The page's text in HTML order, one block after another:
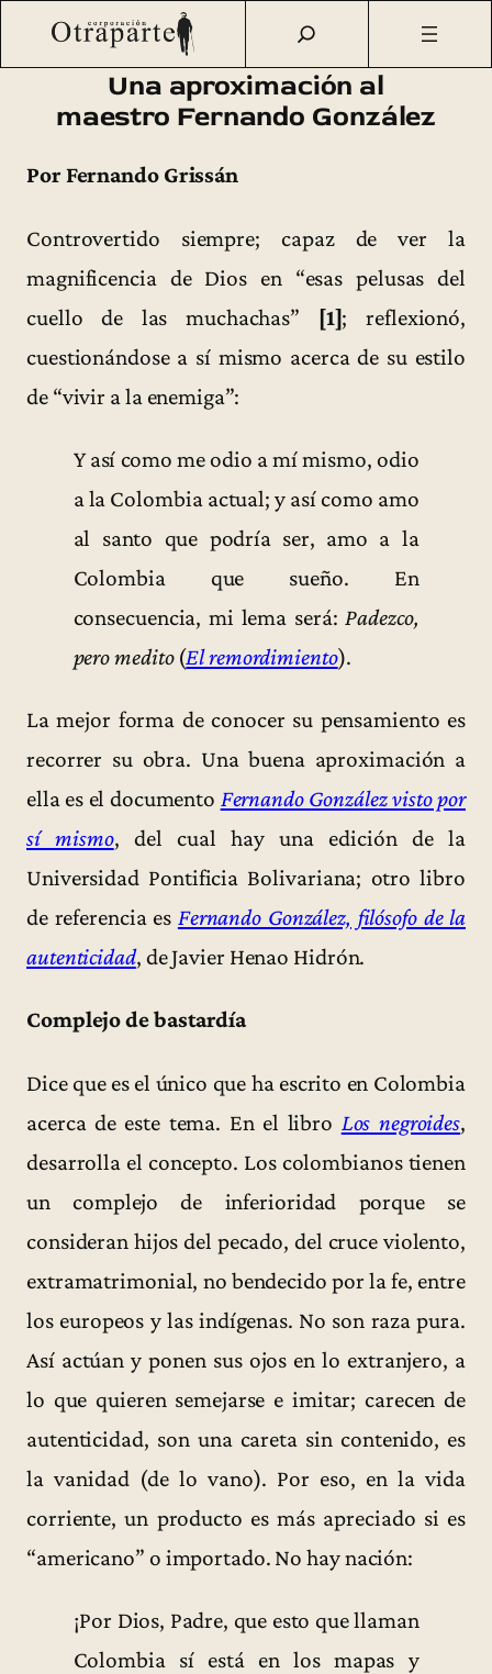
Saltar
Otraparte.org /Corporación Archivo de prensa
Una
aproximación al maestro Fernando González
Una aproximación al
maestro Fernando González
Por Fernando Grissán
Controvertido siempre; capaz de ver la
magnificencia de Dios en “esas pelusas del
cuello de las muchachas” [1]; reflexionó,
cuestionándose a sí mismo acerca de su estilo
de “vivir a la enemiga”:
Y así como me odio a mí mismo, odio
a la Colombia actual; y así como amo
al santo que podría ser, amo a la
Colombia que sueño. En
consecuencia, mi lema será: Padezco,
pero medito(El remordimiento).
La mejor forma de conocer su pensamiento es
recorrer su obra. Una buena aproximación a
ella es el documento Fernando González visto por
sí mismo, del cual hay una edición de la
Universidad Pontificia Bolivariana; otro libro
de referencia es Fernando González, filósofo de la
autenticidad, de Javier Henao Hidrón.
Complejo de bastardía
Dice que es el único que ha escrito en Colombia
acerca de este tema. En el libro Los negroides,
desarrolla el concepto. Los colombianos tienen
un complejo de inferioridad porque se
consideran hijos del pecado, del cruce violento,
extramatrimonial, no bendecido por la fe, entre
los europeos y las indígenas. No son raza pura.
Así actúan y ponen sus ojos en lo extranjero, a
lo que quieren semejarse e imitar; carecen de
autenticidad, son una careta sin contenido, es
la vanidad (de lo vano). Por eso, en la vida
corriente, un producto es más apreciado si es
“americano” o importado. No hay nación:
¡Por Dios, Padre, que esto que llaman
Colombia sí está en los mapas y